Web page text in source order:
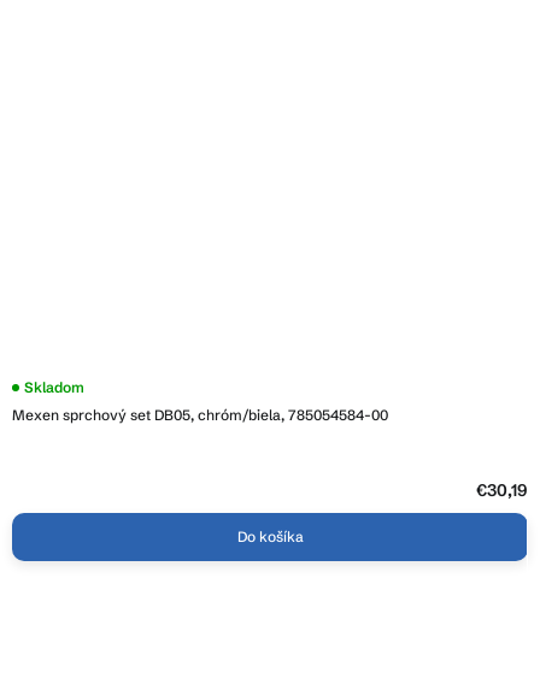
Mexen sprchový set DB05, chróm/biela, 785054584-00
Skladom
€30,19
Do košíka